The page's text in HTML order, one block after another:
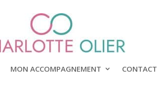
MON ACCOMPAGNEMENT CONTACT